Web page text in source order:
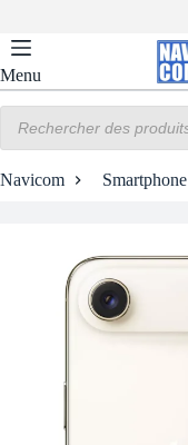
contenu
Menu
produits
Navicom Smartphone